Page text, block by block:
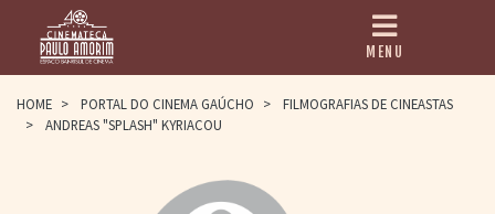
HOME
PAULO AMORIM
MENU
HOME > PORTAL DO CINEMA GAÚCHO >
FILMOGRAFIAS DE CINEASTAS
>
ANDREAS "SPLASH" KYRIACOU